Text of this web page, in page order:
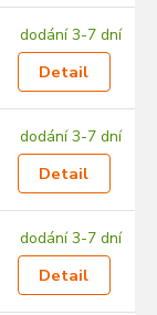
dodání 3-7 dní
Detail
dodání 3-7 dní
Detail
dodání 3-7 dní
Detail